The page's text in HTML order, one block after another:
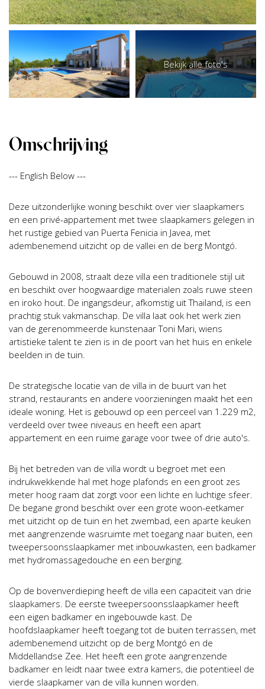
Bekijk alle foto's
Omschrijving
--- English Below ---
Deze uitzonderlijke woning beschikt over vier slaapkamers
en een privé-appartement met twee slaapkamers gelegen in
het rustige gebied van Puerta Fenicia in Javea, met
adembenemend uitzicht op de vallei en de berg Montgó.
Gebouwd in 2008, straalt deze villa een traditionele stijl uit
en beschikt over hoogwaardige materialen zoals ruwe steen
en iroko hout. De ingangsdeur, afkomstig uit Thailand, is een
prachtig stuk vakmanschap. De villa laat ook het werk zien
van de gerenommeerde kunstenaar Toni Mari, wiens
artistieke talent te zien is in de poort van het huis en enkele
beelden in de tuin.
De strategische locatie van de villa in de buurt van het
strand, restaurants en andere voorzieningen maakt het een
ideale woning. Het is gebouwd op een perceel van 1.229 m2,
verdeeld over twee niveaus en heeft een apart
appartement en een ruime garage voor twee of drie auto's.
Bij het betreden van de villa wordt u begroet met een
indrukwekkende hal met hoge plafonds en een groot zes
meter hoog raam dat zorgt voor een lichte en luchtige sfeer.
De begane grond beschikt over een grote woon-eetkamer
met uitzicht op de tuin en het zwembad, een aparte keuken
met aangrenzende wasruimte met toegang naar buiten, een
tweepersoonsslaapkamer met inbouwkasten, een badkamer
met hydromassagedouche en een berging.
Op de bovenverdieping heeft de villa een capaciteit van drie
slaapkamers. De eerste tweepersoonsslaapkamer heeft
een eigen badkamer en ingebouwde kast. De
hoofdslaapkamer heeft toegang tot de buiten terrassen, met
adembenemend uitzicht op de berg Montgó en de
Middellandse Zee. Het heeft een grote aangrenzende
badkamer en leidt naar twee extra kamers, die potentieel de
vierde slaapkamer van de villa kunnen worden.